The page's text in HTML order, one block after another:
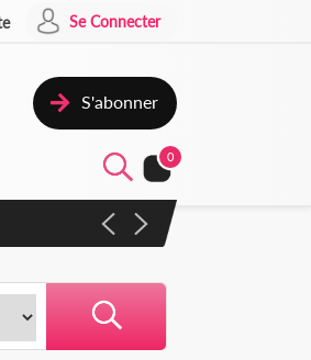
Se Connecter
S'abonner
0